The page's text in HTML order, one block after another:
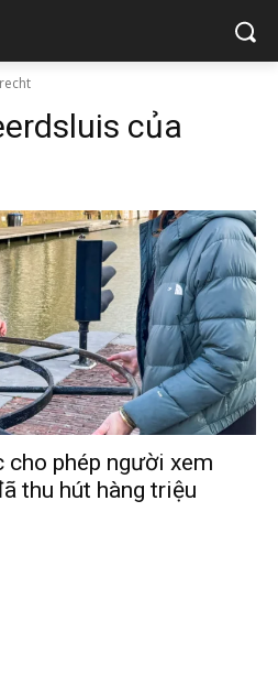
của
cho phép người xem
thu hút hàng triệu